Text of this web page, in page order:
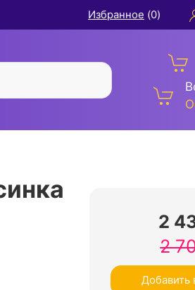
Избранное (0)
2
2
Добавить